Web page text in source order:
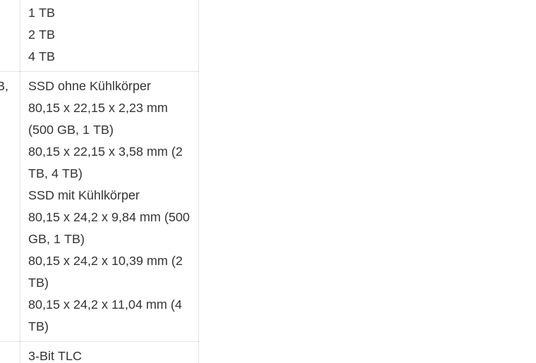
1 TB
2 TB
4 TB
SSD ohne Kühlkörper
80,15 x 22,15 x 2,23 mm
(500 GB, 1 TB)
80,15 x 22,15 x 3,58 mm (2
TB, 4 TB)
SSD mit Kühlkörper
80,15 x 24,2 x 9,84 mm (500
GB, 1 TB)
80,15 x 24,2 x 10,39 mm (2
TB)
80,15 x 24,2 x 11,04 mm (4
TB)
3-Bit TLC